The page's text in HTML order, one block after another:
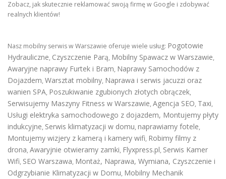
Zobacz, jak skutecznie reklamować swoją firmę w Google i zdobywać
realnych klientów!
Nasz mobilny serwis w Warszawie oferuje wiele usług: Pogotowie
Hydrauliczne, Czyszczenie Parą, Mobilny Spawacz w Warszawie,
Awaryjne naprawy Furtek i Bram, Naprawy Samochodów z
Dojazdem, Warsztat mobilny, Naprawa i serwis jacuzzi oraz
wanien SPA, Poszukiwanie zgubionych złotych obrączek,
Serwisujemy Maszyny Fitness w Warszawie, Agencja SEO, Taxi,
Usługi elektryka samochodowego z dojazdem, Montujemy płyty
indukcyjne, Serwis klimatyzacji w domu, naprawiamy fotele,
Montujemy wizjery z kamerą i kamery wifi, Robimy filmy z
drona, Awaryjnie otwieramy zamki, Flyxpress.pl, Serwis Kamer
Wifi, SEO Warszawa, Montaż, Naprawa, Wymiana, Czyszczenie i
Odgrzybianie Klimatyzacji w Domu, Mobilny Mechanik